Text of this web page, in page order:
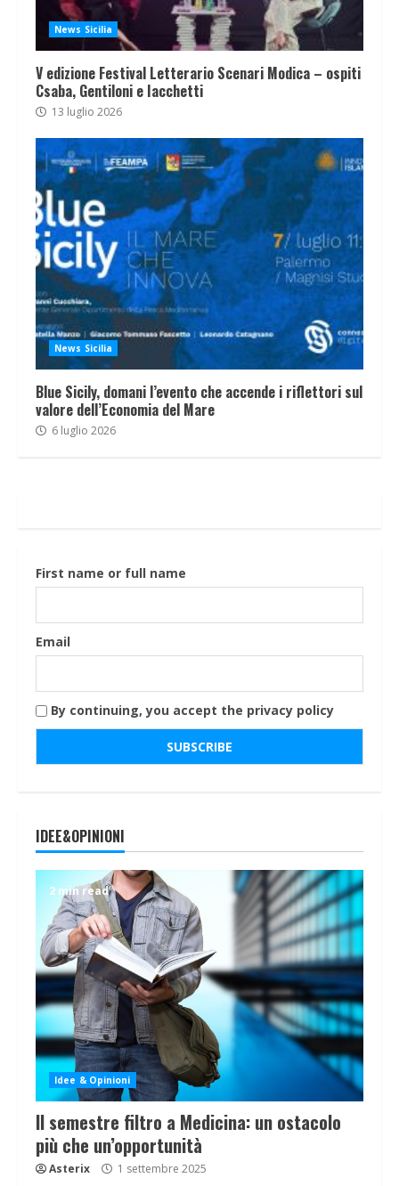
News Sicilia
V edizione Festival Letterario Scenari Modica – ospiti
Csaba, Gentiloni e Iacchetti
13 luglio 2026
News Sicilia
Blue Sicily, domani l’evento che accende i riflettori sul
valore dell’Economia del Mare
6 luglio 2026
First name or full name
Email
By continuing, you accept the privacy policy
IDEE&OPINIONI
2 min read
Idee & Opinioni
Il semestre filtro a Medicina: un ostacolo
più che un’opportunità
Asterix 1 settembre 2025